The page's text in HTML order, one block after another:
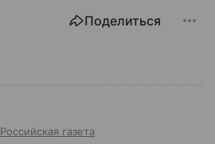
Поделиться
Российская газета